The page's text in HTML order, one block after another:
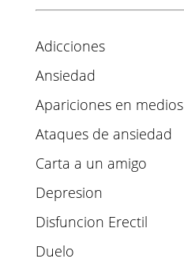
Adicciones
Ansiedad
Apariciones en medios
Ataques de ansiedad
Carta a un amigo
Depresion
Disfuncion Erectil
Duelo